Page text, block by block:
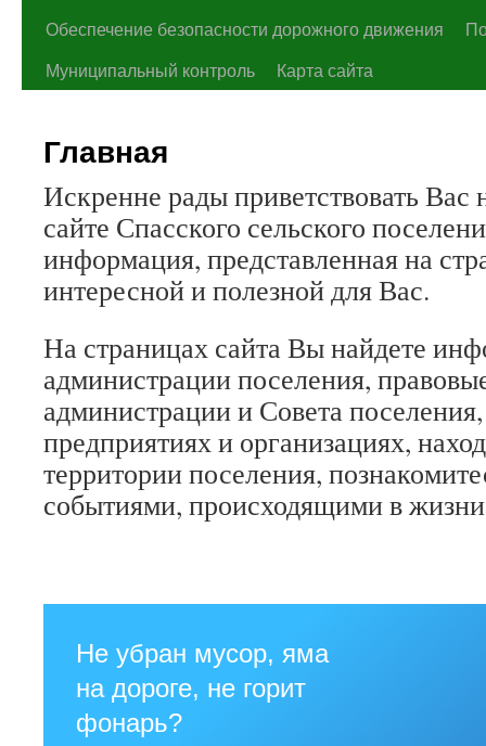
Обеспечение безопасности дорожного движения
Муниципальный контроль
Карта сайта
Главная
Искренне рады приветствовать
сайте Спасского сельского
информация, представленная на
интересной и полезной для Вас.
На страницах сайта Вы найдете
администрации поселения,
администрации и Совета
предприятиях и организациях,
территории поселения,
событиями, происходящими в
Не убран мусор, яма
на дороге, не горит
фонарь?